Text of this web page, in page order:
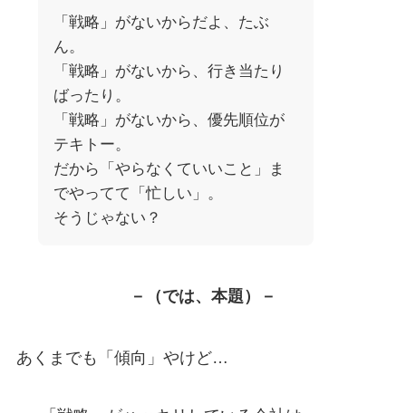
「戦略」がないからだよ、たぶ
ん。
「戦略」がないから、行き当たり
ばったり。
「戦略」がないから、優先順位が
テキトー。
だから「やらなくていいこと」ま
でやってて「忙しい」。
そうじゃない？
－（では、本題）－
あくまでも「傾向」やけど…